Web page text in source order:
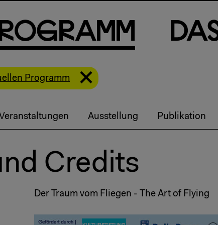
Rog Ram m Das
Programm
Veranstaltungen Ausstellung Publikation
Credits
Der Traum vom Fliegen - The Art of Flying